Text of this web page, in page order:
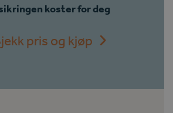
koster for deg
pris og kjøp